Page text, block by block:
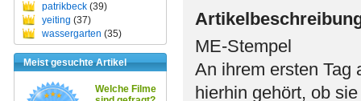
patrikbeck (39)
yeiting (37)
wassergarten (35)
Meist gesuchte Artikel
Welche Filme
ME-Stempel
An ihrem ersten Tag
hierhin gehört, ob